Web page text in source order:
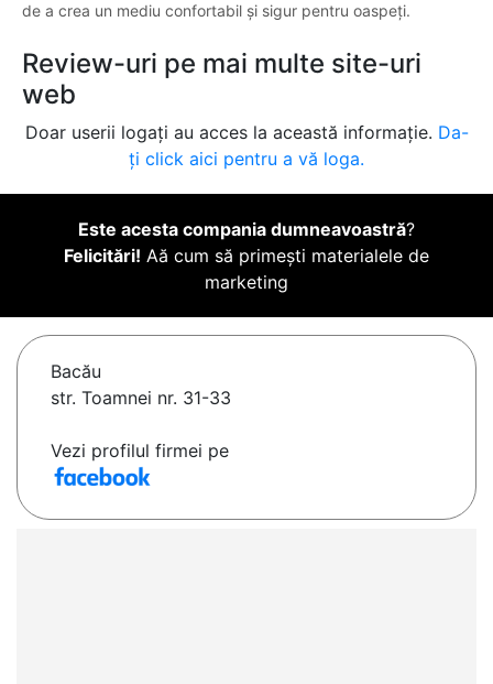
de a crea un mediu confortabil și sigur pentru oaspeți.
Review-uri pe mai multe site-uri
web
Doar userii logați au acces la această informație. Da-
ți click aici pentru a vă loga.
Este acesta compania dumneavoastră?
Felicitări! Aă cum să primești materialele de
marketing
Bacău
str. Toamnei nr. 31-33
Vezi profilul firmei pe